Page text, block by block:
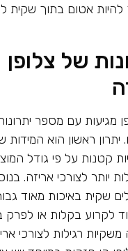
להיות אטום בתוך שקית
של צלופן
מגיעות עם מספר
יתרון ראשון הוא המידות
קטנות על פי גודל
יותר לצורכי אריזה.
שקית באיכות מאוד
לקרוע בקלות או לפרק
משקיות רגילות לצורכי